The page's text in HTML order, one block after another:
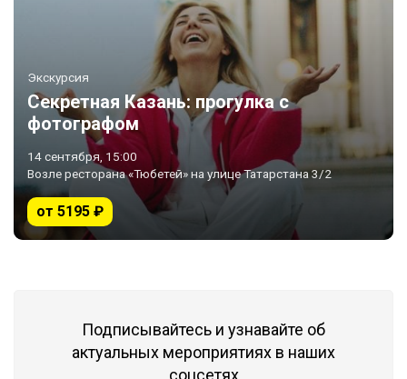
Экскурсия
Секретная Казань: прогулка с
фотографом
14 сентября, 15:00
Возле ресторана «Тюбетей» на улице Татарстана 3/2
от 5195 ₽
Подписывайтесь и узнавайте об
актуальных мероприятиях в наших
соцсетях